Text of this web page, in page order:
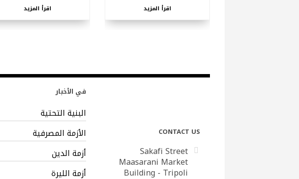
اقرأ المزيد اقرأ المزيد
CONTACT US
Sakafi Street
Maasarani Market
Building - Tripoli
في الأخبار
البنية التحتية
الأزمة المصرفية
أزمة الدين
أزمة الليرة